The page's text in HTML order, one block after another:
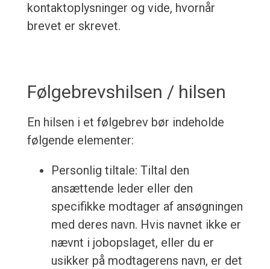
kontaktoplysninger og vide, hvornår
brevet er skrevet.
Følgebrevshilsen / hilsen
En hilsen i et følgebrev bør indeholde
følgende elementer:
Personlig tiltale: Tiltal den
ansættende leder eller den
specifikke modtager af ansøgningen
med deres navn. Hvis navnet ikke er
nævnt i jobopslaget, eller du er
usikker på modtagerens navn, er det